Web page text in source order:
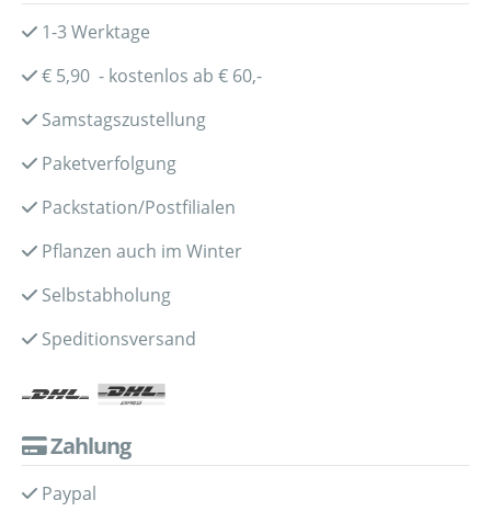
1-3 Werktage
€ 5,90 - kostenlos ab € 60,-
Samstagszustellung
Paketverfolgung
Packstation/Postfilialen
Pflanzen auch im Winter
Selbstabholung
Speditionsversand
Zahlung
Paypal